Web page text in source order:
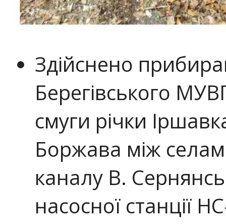
Здійснено
Берегівського
смуги річки
Боржава між
каналу В.
насосної станції